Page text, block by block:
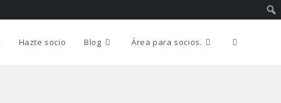
Hazte socio Blog Área para socios.